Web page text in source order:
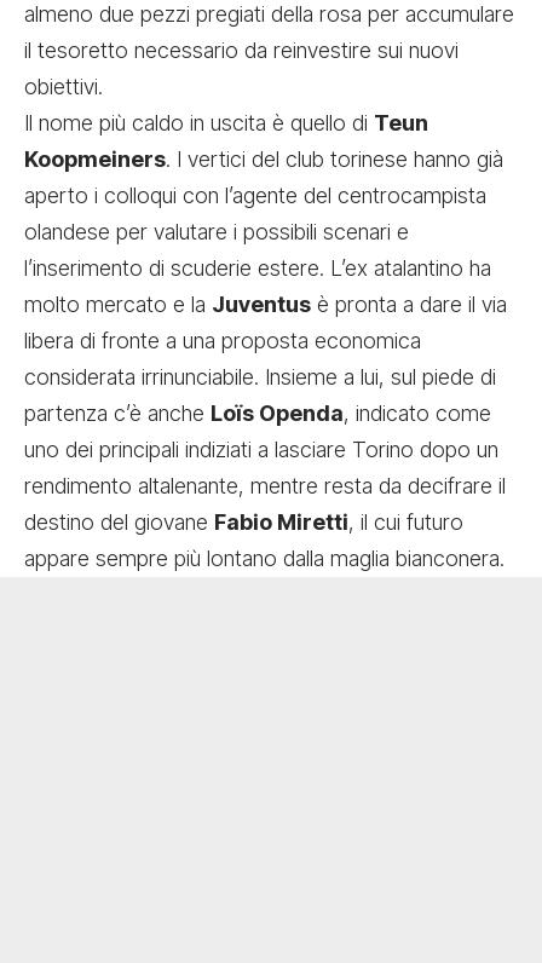
almeno due pezzi pregiati della rosa per accumulare
il tesoretto necessario da reinvestire sui nuovi
obiettivi.
Il nome più caldo in uscita è quello di Teun
Koopmeiners. I vertici del club torinese hanno già
aperto i colloqui con l’agente del centrocampista
olandese per valutare i possibili scenari e
l’inserimento di scuderie estere. L’ex atalantino ha
molto mercato e la Juventus è pronta a dare il via
libera di fronte a una proposta economica
considerata irrinunciabile. Insieme a lui, sul piede di
partenza c’è anche Loïs Openda, indicato come
uno dei principali indiziati a lasciare Torino dopo un
rendimento altalenante, mentre resta da decifrare il
destino del giovane Fabio Miretti, il cui futuro
appare sempre più lontano dalla maglia bianconera.